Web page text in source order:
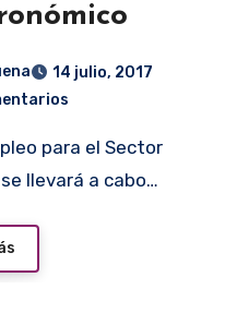
14 julio, 2017
llevará a cabo…